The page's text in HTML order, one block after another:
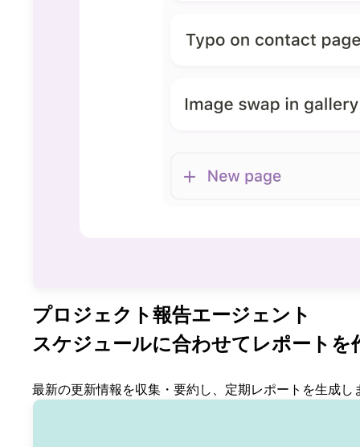
プロジェクト報告エージェント
スケジュールに合わせてレポートを
最新の更新情報を収集・要約し、定期レポートを生成し